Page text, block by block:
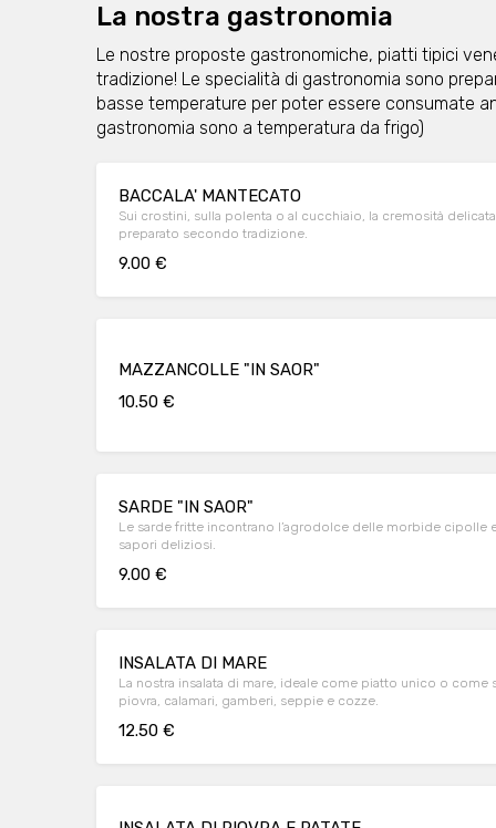
La nostra gastronomia
Le nostre proposte gastronomiche, piatti tipici
tradizione! Le specialità di gastronomia sono
basse temperature per poter essere consumate
gastronomia sono a temperatura da frigo)
BACCALA' MANTECATO
Sui crostini, sulla polenta o al cucchiaio, la cremosità
preparato secondo tradizione.
9.00 €
MAZZANCOLLE "IN SAOR"
10.50 €
SARDE "IN SAOR"
Le sarde fritte incontrano l’agrodolce delle morbide cipolle
sapori deliziosi.
9.00 €
INSALATA DI MARE
La nostra insalata di mare, ideale come piatto unico o
piovra, calamari, gamberi, seppie e cozze.
12.50 €